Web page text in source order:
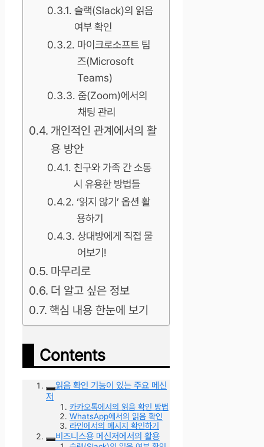
슬랙(Slack)의 읽음
여부 확인
마이크로소프트 팀
즈(Microsoft
Teams)
줌(Zoom)에서의
채팅 관리
개인적인 관계에서의 활
용 방안
친구와 가족 간 소통
시 유용한 방법들
‘읽지 않기’ 옵션 활
용하기
상대방에게 직접 물
어보기!
마무리로
더 알고 싶은 정보
핵심 내용 한눈에 보기
Contents
읽음 확인 기능이 있는 주요 메신
저
카카오톡에서의 읽음 확인 방법
WhatsApp에서의 읽음 확인
라인에서의 메시지 확인하기
비즈니스용 메신저에서의 활용